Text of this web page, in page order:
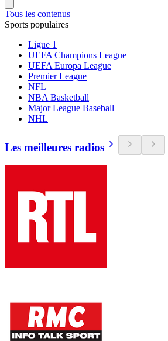
Tous les contenus
Sports populaires
Ligue 1
UEFA Champions League
UEFA Europa League
Premier League
NFL
NBA Basketball
Major League Baseball
NHL
Les meilleures radios